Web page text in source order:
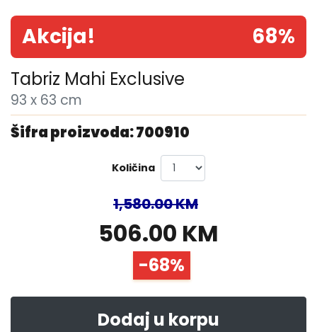
Akcija! 68%
Tabriz Mahi Exclusive
93 x 63 cm
Šifra proizvoda: 700910
Količina
1,580.00 KM
506.00 KM
-68%
Dodaj u korpu